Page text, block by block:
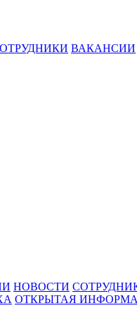
ВАКАНСИИ
НОВОСТИ
ОТКРЫТАЯ